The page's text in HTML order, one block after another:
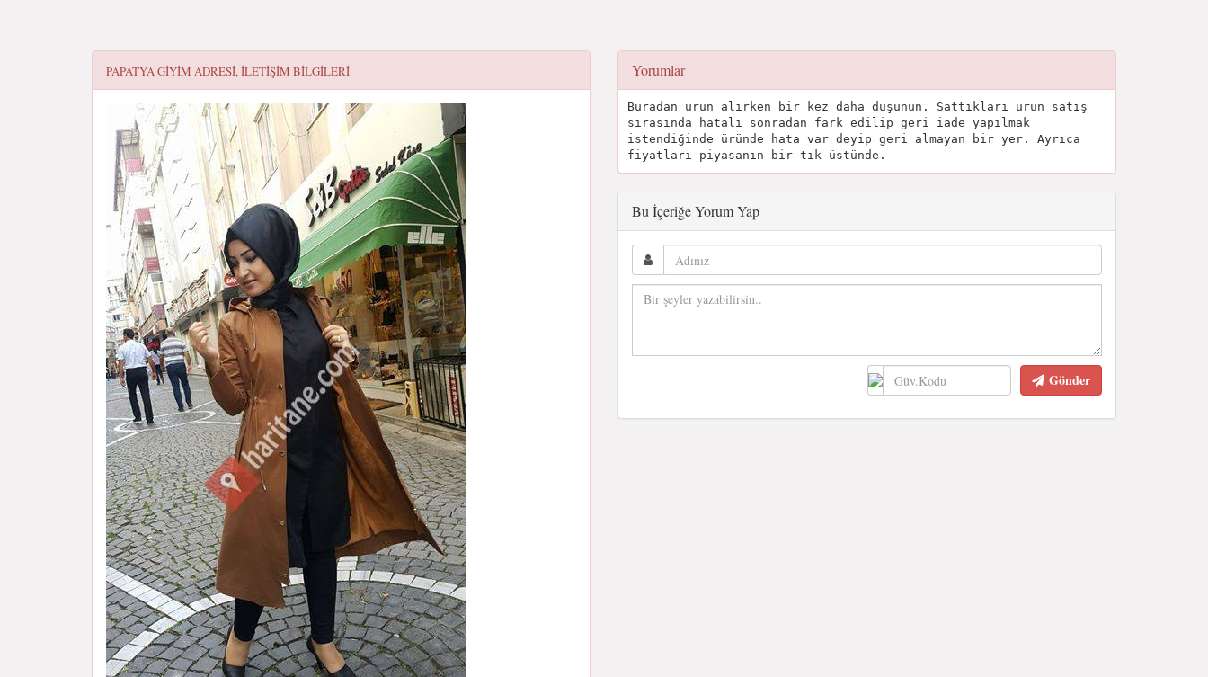
PAPATYA GIYIM ADRESI, ILETIŞIM BILGILERI Yorumlar
Buradan ürün alırken bir kez daha düşünün. Sattıkları ürün satış
sırasında hatalı sonradan fark edilip geri iade yapılmak
istendiğinde üründe hata var deyip geri almayan bir yer. Ayrıca
fiyatları piyasanın bir tık üstünde.
Bu İçeriğe Yorum Yap
Gönder